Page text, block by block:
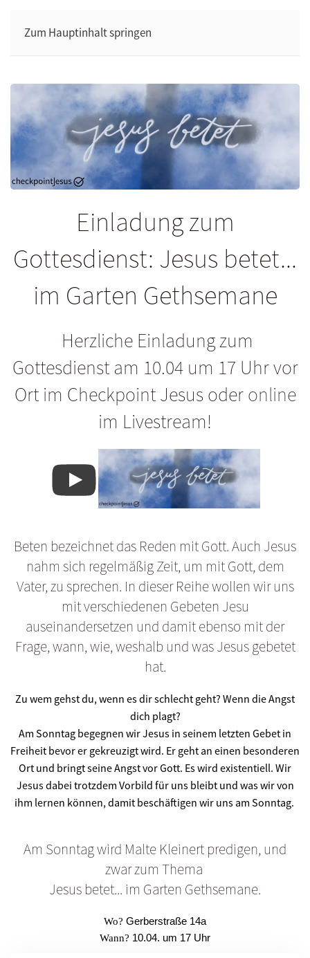
Zum Hauptinhalt springen
Einladung zum
Gottesdienst: Jesus betet...
im Garten Gethsemane
Herzliche Einladung zum
Gottesdienst am 10.04 um 17 Uhr vor
Ort im Checkpoint Jesus oderonline
im Livestream!
Beten bezeichnet das Reden mit Gott. Auch Jesus
nahm sich regelmäßig Zeit, um mit Gott, dem
Vater, zu sprechen. In dieser Reihe wollen wir uns
mit verschiedenen Gebeten Jesu
auseinandersetzen und damit ebenso mit der
Frage, wann, wie, weshalb und was Jesus gebetet
hat.
Zu wem gehst du, wenn es dir schlecht geht? Wenn die Angst
dich plagt?
Am Sonntag begegnen wir Jesus in seinem letzten Gebet in
Freiheit bevor er gekreuzigt wird. Er geht an einen besonderen
Ort und bringt seine Angst vor Gott. Es wird existentiell. Wir
Jesus dabei trotzdem Vorbild für uns bleibt und was wir von
ihm lernen können, damit beschäftigen wir uns am Sonntag.
Am Sonntagwird Malte Kleinert predigen, und
zwar zum Thema
Jesus betet... im Garten Gethsemane.
Wo? Gerberstraße 14a
Wann? 10.04. um 17 Uhr